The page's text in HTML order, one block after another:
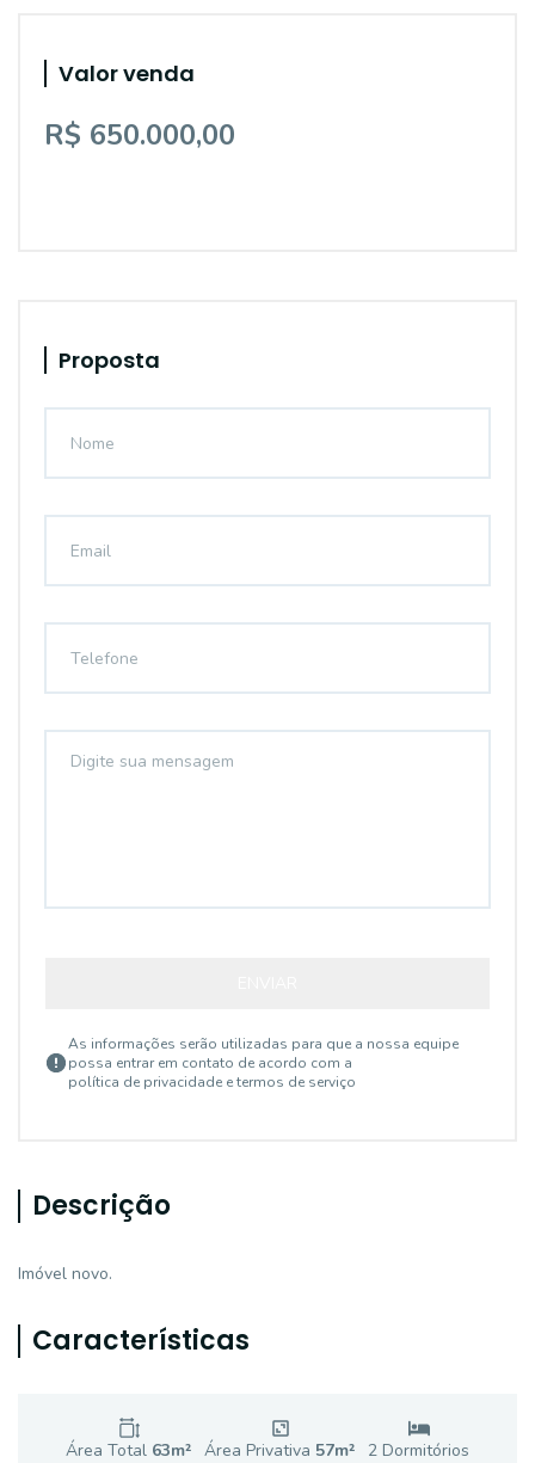
Valor venda
R$ 650.000,00
Proposta
As informações serão utilizadas para que a nossa equipe
possa entrar em contato de acordo com a
política de privacidade e termos de serviço
Descrição
Imóvel novo.
Características
Área Total 63m² Área Privativa 57m² 2 Dormitórios